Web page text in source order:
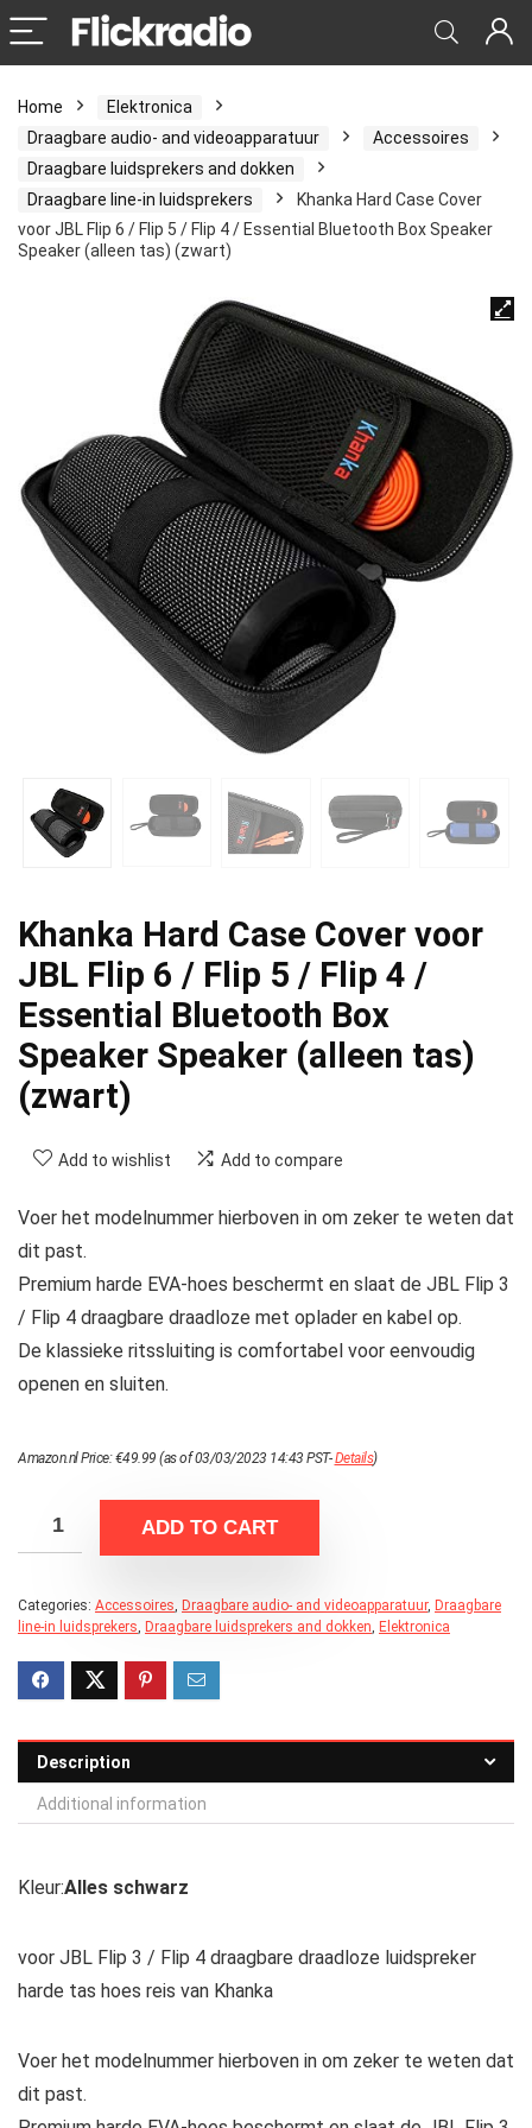
Home
Elektronica
Draagbare audio- and videoapparatuur
Accessoires
Draagbare luidsprekers and dokken
Draagbare line-in luidsprekers
Khanka Hard Case Cover
voor JBL Flip 6 / Flip 5 / Flip 4 / Essential Bluetooth Box Speaker
Speaker (alleen tas) (zwart)
Khanka Hard Case Cover voor
JBL Flip 6 / Flip 5 / Flip 4 /
Essential Bluetooth Box
Speaker Speaker (alleen tas)
(zwart)
Add to wishlist Add to compare
Voer het modelnummer hierboven in om zeker te weten dat
dit past.
Premium harde EVA-hoes beschermt en slaat de JBL Flip 3
/ Flip 4 draagbare draadloze met oplader en kabel op.
De klassieke ritssluiting is comfortabel voor eenvoudig
openen en sluiten.
Amazon.nl Price:€49.99 (as of 03/03/2023 14:43 PST-Details)
ADD TO CART
Categories: Accessoires Draagbare audio- and videoapparatuur, Draagbare
line-in luidsprekers Draagbare luidsprekers and dokken Elektronica
Description
Additional information
Kleur:Alles schwarz
voor JBL Flip 3 / Flip 4 draagbare draadloze luidspreker
harde tas hoes reis van Khanka
Voer het modelnummer hierboven in om zeker te weten dat
dit past.